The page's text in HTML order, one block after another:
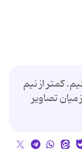
کمتر از نیم
تصاویر